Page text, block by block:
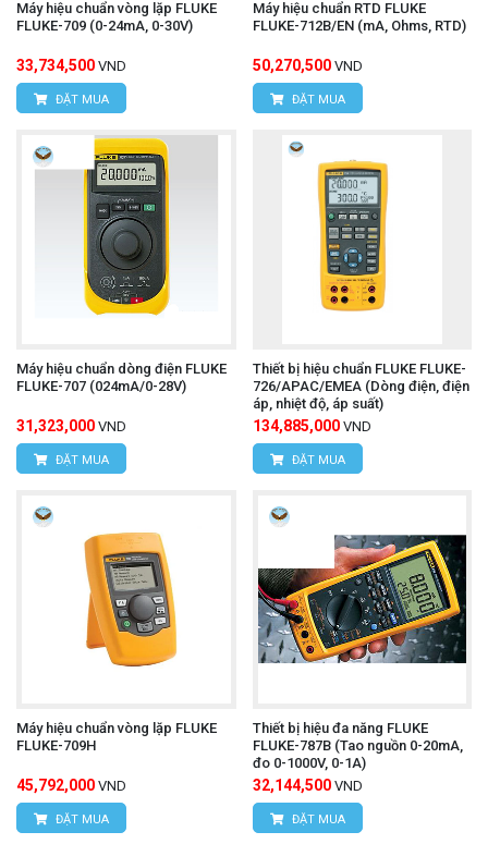
Máy hiệu chuẩn vòng lặp FLUKE
FLUKE-709 (0-24mA, 0-30V)
33,734,500 VND
ĐẶT MUA
Máy hiệu chuẩn RTD FLUKE
FLUKE-712B/EN (mA, Ohms, RTD)
50,270,500 VND
ĐẶT MUA
Máy hiệu chuẩn dòng điện FLUKE
FLUKE-707 (024mA/0-28V)
31,323,000 VND
ĐẶT MUA
Thiết bị hiệu chuẩn FLUKE FLUKE-
726/APAC/EMEA (Dòng điện, điện
áp, nhiệt độ, áp suất)
134,885,000 VND
ĐẶT MUA
Máy hiệu chuẩn vòng lặp FLUKE
FLUKE-709H
45,792,000 VND
ĐẶT MUA
Thiết bị hiệu đa năng FLUKE
FLUKE-787B (Tao nguồn 0-20mA,
đo 0-1000V, 0-1A)
32,144,500 VND
ĐẶT MUA